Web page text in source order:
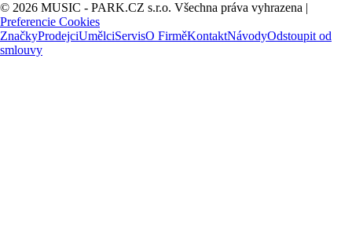
© 2026 MUSIC - PARK.CZ s.r.o. Všechna práva vyhrazena |
Preferencie Cookies
ZnačkyProdejciUmělciServisO FirměKontaktNávodyOdstoupit od
smlouvy